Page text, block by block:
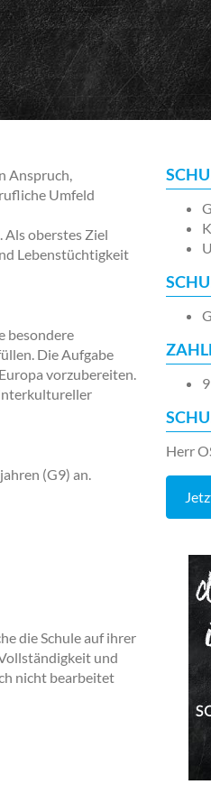
Anspruch,
Umfeld
oberstes Ziel
Lebenstüchtigkeit
besondere
Die Aufgabe
vorzubereiten.
(G9) an.
die Schule auf ihrer
und
nicht bearbeitet
Herr